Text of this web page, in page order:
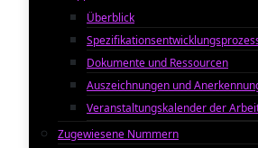
Überblick
Dokumente und Ressourcen
Auszeichnungen und
Veranstaltungskalender der
Zugewiesene Nummern